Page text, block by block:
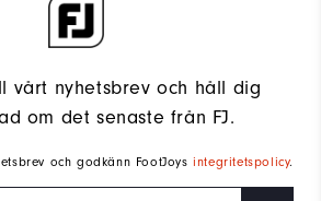
vårt nyhetsbrev och håll dig
om det senaste från FJ.
och godkänn FootJoysintegritetspolicy.